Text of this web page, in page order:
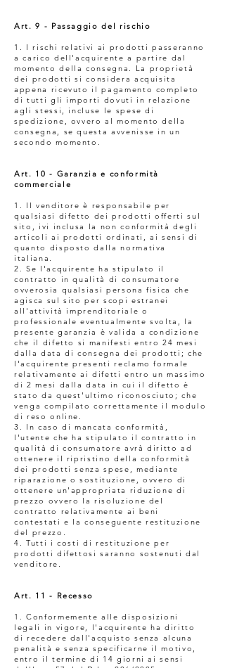
Art. 9 - Passaggio del rischio
1. I rischi relativi ai prodotti passeranno
a carico dell'acquirente a partire dal
momento della consegna. La proprietà
dei prodotti si considera acquisita
appena ricevuto il pagamento completo
di tutti gli importi dovuti in relazione
agli stessi, incluse le spese di
spedizione, ovvero al momento della
consegna, se questa avvenisse in un
secondo momento.
Art. 10 - Garanzia e conformità
commerciale
1. Il venditore è responsabile per
qualsiasi difetto dei prodotti offerti sul
sito, ivi inclusa la non conformità degli
articoli ai prodotti ordinati, ai sensi di
quanto disposto dalla normativa
italiana.
2. Se l'acquirente ha stipulato il
contratto in qualità di consumatore
ovverosia qualsiasi persona fisica che
agisca sul sito per scopi estranei
all'attività imprenditoriale o
professionale eventualmente svolta, la
presente garanzia è valida a condizione
che il difetto si manifesti entro 24 mesi
dalla data di consegna dei prodotti; che
l'acquirente presenti reclamo formale
relativamente ai difetti entro un massimo
di 2 mesi dalla data in cui il difetto è
stato da quest'ultimo riconosciuto; che
venga compilato correttamente il modulo
di reso online.
3. In caso di mancata conformità,
l'utente che ha stipulato il contratto in
qualità di consumatore avrà diritto ad
ottenere il ripristino della conformità
dei prodotti senza spese, mediante
riparazione o sostituzione, ovvero di
ottenere un'appropriata riduzione di
prezzo ovvero la risoluzione del
contratto relativamente ai beni
contestati e la conseguente restituzione
del prezzo.
4. Tutti i costi di restituzione per
prodotti difettosi saranno sostenuti dal
venditore.
Art. 11 - Recesso
1. Conformemente alle disposizioni
legali in vigore, l'acquirente ha diritto
di recedere dall'acquisto senza alcuna
penalità e senza specificarne il motivo,
entro il termine di 14 giorni ai sensi